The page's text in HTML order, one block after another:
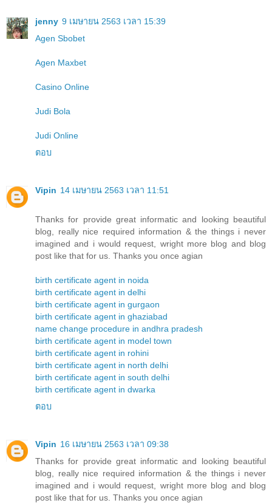
jenny 9 เมษายน 2563 เวลา 15:39
Agen Sbobet
Agen Maxbet
Casino Online
Judi Bola
Judi Online
ตอบ
Vipin 14 เมษายน 2563 เวลา 11:51
Thanks for provide great informatic and looking beautiful
blog, really nice required information & the things i never
imagined and i would request, wright more blog and blog
post like that for us. Thanks you once agian
birth certificate agent in noida
birth certificate agent in delhi
birth certificate agent in gurgaon
birth certificate agent in ghaziabad
name change procedure in andhra pradesh
birth certificate agent in model town
birth certificate agent in rohini
birth certificate agent in north delhi
birth certificate agent in south delhi
birth certificate agent in dwarka
ตอบ
Vipin 16 เมษายน 2563 เวลา 09:38
Thanks for provide great informatic and looking beautiful
blog, really nice required information & the things i never
imagined and i would request, wright more blog and blog
post like that for us. Thanks you once agian